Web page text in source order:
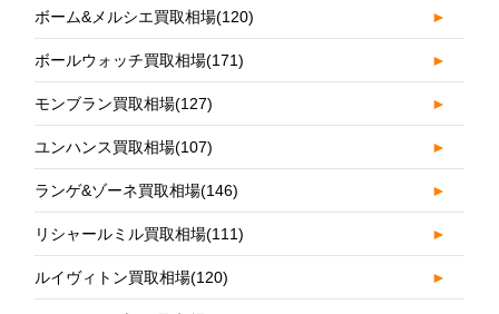
ボーム&メルシエ買取相場(120) ►
ボールウォッチ買取相場(171) ►
モンブラン買取相場(127) ►
ユンハンス買取相場(107) ►
ランゲ&ゾーネ買取相場(146) ►
リシャールミル買取相場(111) ►
ルイヴィトン買取相場(120) ►